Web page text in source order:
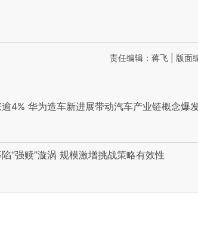
责任编辑：蒋飞 | 版面
4% 华为造车新进展带动汽车产业链概念爆
“强赎”漩涡 规模激增挑战策略有效性